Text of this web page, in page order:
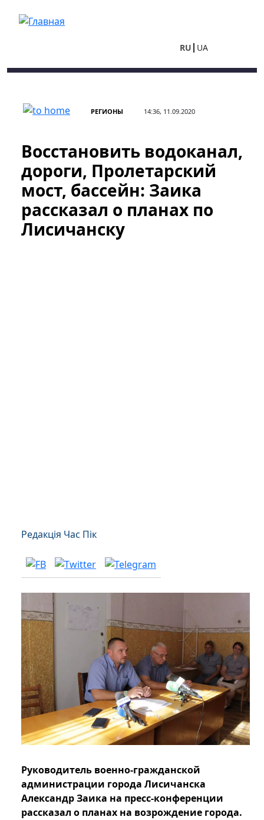
RU UA
РЕГИОНЫ 14:36, 11.09.2020
Восстановить водоканал,
дороги, Пролетарский
мост, бассейн: Заика
рассказал о планах по
Лисичанску
Редакція Час Пік
Руководитель военно-гражданской
администрации города Лисичанска
Александр Заика на пресс-конференции
рассказал о планах на возрождение города.